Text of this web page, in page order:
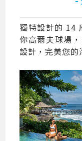
獨特設計的 14
你高爾夫球場
設計，完美您的